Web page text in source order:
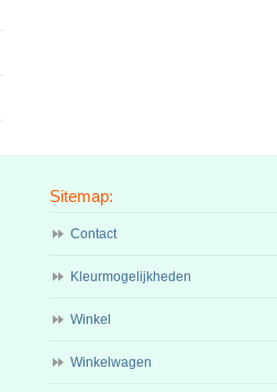
Sitemap:
Contact
Kleurmogelijkheden
Winkel
Winkelwagen